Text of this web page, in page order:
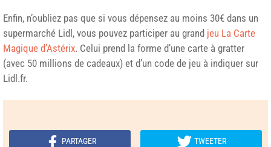
Enfin, n’oubliez pas que si vous dépensez au moins 30€ dans un
supermarché Lidl, vous pouvez participer au grand jeu La Carte
Magique d’Astérix. Celui prend la forme d’une carte à gratter
(avec 50 millions de cadeaux) et d’un code de jeu à indiquer sur
Lidl.fr.
PARTAGER TWEETER